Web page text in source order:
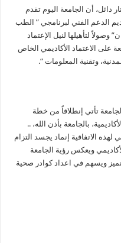
دائل، أن الجامعة اليوم تقدم
الدعم الفني لبرنامجي ” الطب
وصولاً لتأهيلها لنيل الإعتماد
على الاعتماد الأكاديمي الخاص
وتقنية المعلومات “.
تأتي إنطلاقاً من خطة
بالجامعة بأذن الله، ..
لهذه الاتفاقية إنماد يجسد التزام
ويعكس رؤية الجامعة
ويسهم في اعداد كوادر صحية